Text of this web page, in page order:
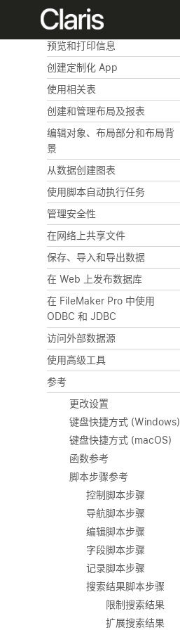
对记录排序
预览和打印信息
创建定制化 App
使用相关表
创建和管理布局及报表
编辑对象、布局部分和布局背
景
从数据创建图表
使用脚本自动执行任务
管理安全性
在网络上共享文件
保存、导入和导出数据
在 Web 上发布数据库
在 FileMaker Pro 中使用
ODBC 和 JDBC
访问外部数据源
使用高级工具
参考
更改设置
键盘快捷方式 (Windows)
键盘快捷方式 (macOS)
函数参考
脚本步骤参考
控制脚本步骤
导航脚本步骤
编辑脚本步骤
字段脚本步骤
记录脚本步骤
搜索结果脚本步骤
限制搜索结果
扩展搜索结果